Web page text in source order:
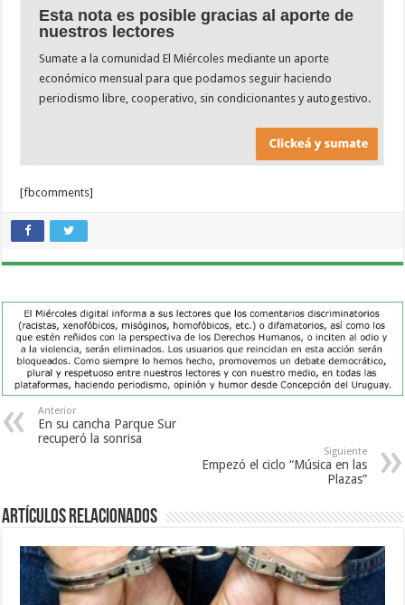
Esta nota es posible gracias al aporte de
nuestros lectores
Sumate a la comunidad El Miércoles mediante un aporte
económico mensual para que podamos seguir haciendo
periodismo libre, cooperativo, sin condicionantes y autogestivo.
[fbcomments]
Anterior
En su cancha Parque Sur
recuperó la sonrisa
Siguiente
Empezó el ciclo “Música en las
Plazas”
Artículos Relacionados